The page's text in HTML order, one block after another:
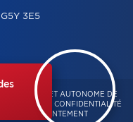
3E5
ET AUTONOME DE
POLITIQUE DE CONFIDENTIALITÉ
DU CONSENTEMENT